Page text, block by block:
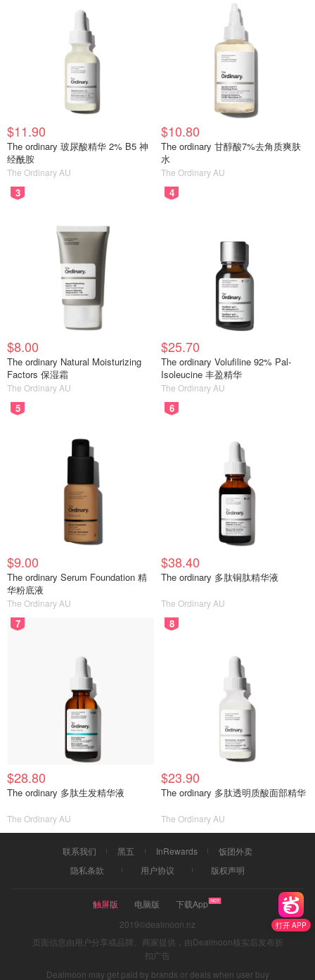
打开 APP
$11.90
The ordinary 玻尿酸精华 2% B5 神
经酰胺
The Ordinary AU
$10.80
The ordinary 甘醇酸7%去角质爽肤
水
The Ordinary AU
3
$8.00
The ordinary Natural Moisturizing
Factors 保湿霜
The Ordinary AU
4
$25.70
The ordinary Volufiline 92% Pal-
Isoleucine 丰盈精华
The Ordinary AU
5
$9.00
The ordinary Serum Foundation 精
华粉底液
The Ordinary AU
6
$38.40
The ordinary 多肽铜肽精华液
The Ordinary AU
7
$28.80
The ordinary 多肽生发精华液
The Ordinary AU
8
$23.90
The ordinary 多肽透明质酸面部精华
The Ordinary AU
联系我们 黑五 InRewards
饭团外卖
隐私条款
用户协议 版权声明
触屏版 电脑版
下载App
2019©dealmoon.nz
页面信息由用户分享或品牌、商家提供，由Dealmoon核实后发布折
扣广告
Dealmoon may get paid by brands or deals when user buy